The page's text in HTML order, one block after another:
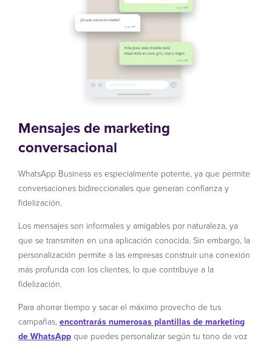
Mensajes de marketing
conversacional
WhatsApp Business es especialmente potente, ya que permite
conversaciones bidireccionales que generan confianza y
fidelización.
Los mensajes son informales y amigables por naturaleza, ya
que se transmiten en una aplicación conocida. Sin embargo, la
personalización permite a las empresas construir una conexión
más profunda con los clientes, lo que contribuye a la
fidelización.
Para ahorrar tiempo y sacar el máximo provecho de tus
campañas,encontrarás numerosas plantillas de marketing
de WhatsAppque puedes personalizar según tu tono de voz